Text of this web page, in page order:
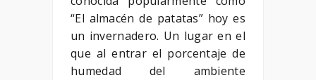
“El almacén de patatas” hoy es
un invernadero. Un lugar en el
que al entrar el porcentaje de
humedad del ambiente